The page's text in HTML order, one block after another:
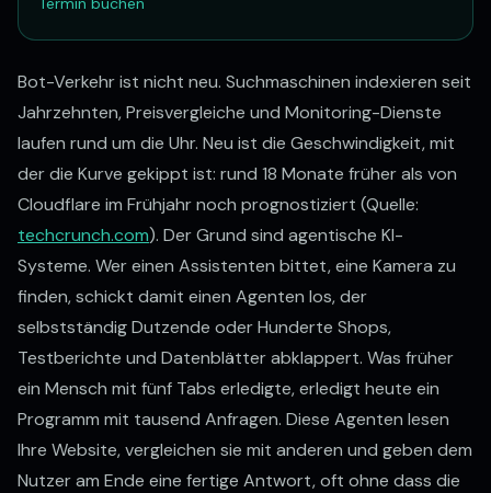
Bot-Verkehr ist nicht neu. Suchmaschinen indexieren seit
Jahrzehnten, Preisvergleiche und Monitoring-Dienste
laufen rund um die Uhr. Neu ist die Geschwindigkeit, mit
der die Kurve gekippt ist: rund 18 Monate früher als von
Cloudflare im Frühjahr noch prognostiziert (Quelle:
techcrunch.com). Der Grund sind agentische KI-
Systeme. Wer einen Assistenten bittet, eine Kamera zu
finden, schickt damit einen Agenten los, der
selbstständig Dutzende oder Hunderte Shops,
Testberichte und Datenblätter abklappert. Was früher
ein Mensch mit fünf Tabs erledigte, erledigt heute ein
Programm mit tausend Anfragen. Diese Agenten lesen
Ihre Website, vergleichen sie mit anderen und geben dem
Nutzer am Ende eine fertige Antwort, oft ohne dass die